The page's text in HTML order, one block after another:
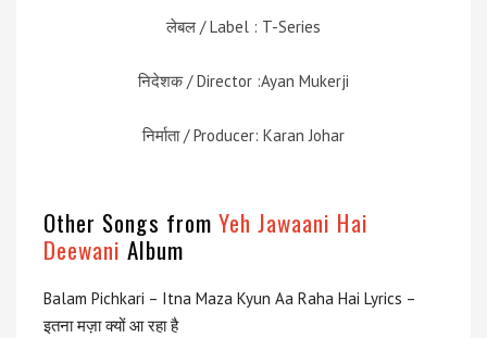
लेबल / Label : T-Series
निदेशक / Director :Ayan Mukerji
निर्माता / Producer: Karan Johar
Other Songs from Yeh Jawaani Hai
Deewani Album
Balam Pichkari – Itna Maza Kyun Aa Raha Hai Lyrics –
इतना मज़ा क्यों आ रहा है